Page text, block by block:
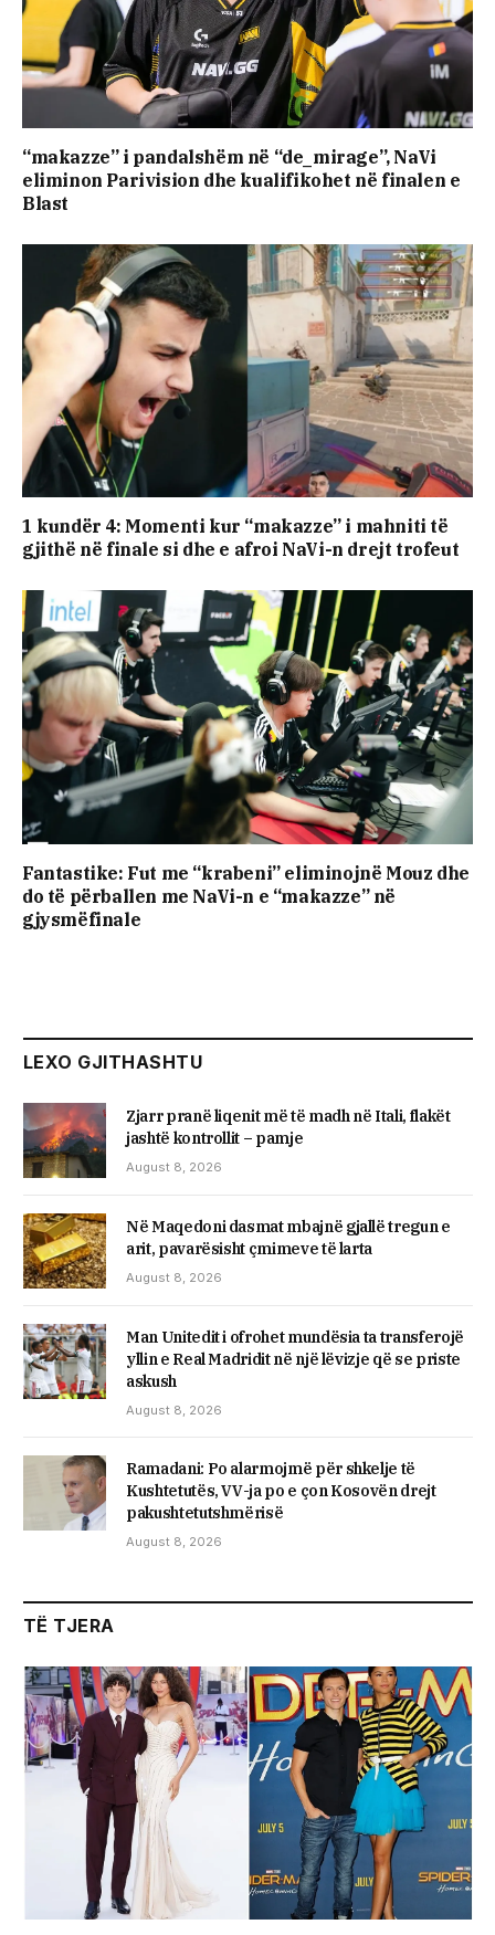
“makazze” i pandalshëm në “de_mirage”, NaVi
eliminon Parivision dhe kualifikohet në finalen e
Blast
1 kundër 4: Momenti kur “makazze” i mahniti të
gjithë në finale si dhe e afroi NaVi-n drejt trofeut
Fantastike: Fut me “krabeni” eliminojnë Mouz dhe
do të përballen me NaVi-n e “makazze” në
gjysmëfinale
LEXO GJITHASHTU
Zjarr pranë liqenit më të madh në Itali, flakët
jashtë kontrollit – pamje
August 8, 2026
Në Maqedoni dasmat mbajnë gjallë tregun e
arit, pavarësisht çmimeve të larta
August 8, 2026
Man Unitedit i ofrohet mundësia ta transferojë
yllin e Real Madridit në një lëvizje që se priste
askush
August 8, 2026
Ramadani: Po alarmojmë për shkelje të
Kushtetutës, VV-ja po e çon Kosovën drejt
pakushtetutshmërisë
August 8, 2026
TË TJERA